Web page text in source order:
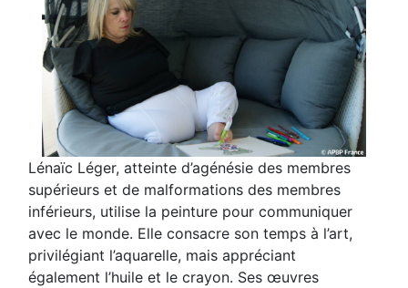
Lénaïc Léger, atteinte d’agénésie des membres
supérieurs et de malformations des membres
inférieurs, utilise la peinture pour communiquer
avec le monde. Elle consacre son temps à l’art,
privilégiant l’aquarelle, mais appréciant
également l’huile et le crayon. Ses œuvres